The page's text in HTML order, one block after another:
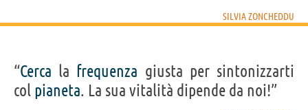
SILVIA ZONCHEDDU
“Cerca la frequenza giusta per sintonizzarti
col pianeta. La sua vitalità dipende da noi!”